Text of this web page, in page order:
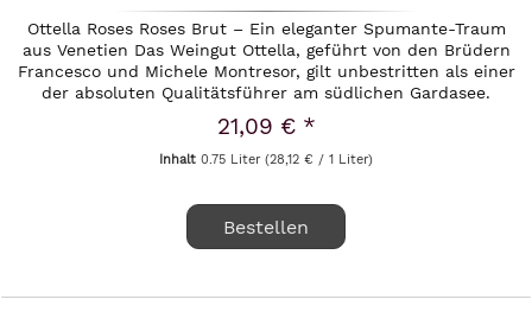
Ottella Roses Roses Brut – Ein eleganter Spumante-Traum
aus Venetien Das Weingut Ottella, geführt von den Brüdern
Francesco und Michele Montresor, gilt unbestritten als einer
der absoluten Qualitätsführer am südlichen Gardasee.
21,09 € *
Inhalt0.75 Liter(28,12 € / 1 Liter)
Bestellen